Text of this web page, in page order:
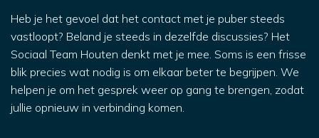
Heb je het gevoel dat het contact met je puber steeds
vastloopt? Beland je steeds in dezelfde discussies? Het
Sociaal Team Houten denkt met je mee. Soms is een frisse
blik precies wat nodig is om elkaar beter te begrijpen. We
helpen je om het gesprek weer op gang te brengen, zodat
jullie opnieuw in verbinding komen.